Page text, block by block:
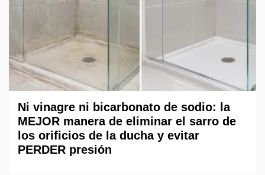
Ni vinagre ni bicarbonato de sodio: la
MEJOR manera de eliminar el sarro de
los orificios de la ducha y evitar
PERDER presión